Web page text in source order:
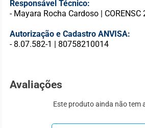
Responsável Técnico:
- Mayara Rocha Cardoso | CORENSC
Autorização e Cadastro ANVISA:
- 8.07.582-1 | 80758210014
Avaliações
Este produto ainda não tem